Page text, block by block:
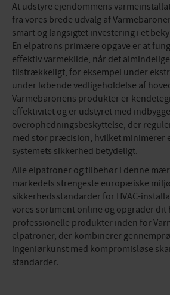
At udstyre ejendommens
fra vores brede udvalg af
smart og langsigtet investering i et
En elpatrons primære opgave er at
effektiv varmekilde, når det
tilstrækkeligt, for eksempel under
under løbende vedligeholdelse af
Värmebaronens produkter er
effektivitet og er udstyret med
overophedningsbeskyttelse, der
med stor præcision, hvilket minimerer
systemets sikkerhed betydeligt.
Alle elpatroner og tilbehør i denne
markedets strengeste europæiske
sikkerhedsstandarder for HVAC-
vores sortiment online og opgrader dit
professionelle produkter inden for
elpatroner, der kombinerer
ingeniørkunst med kompromisløse
standarder.